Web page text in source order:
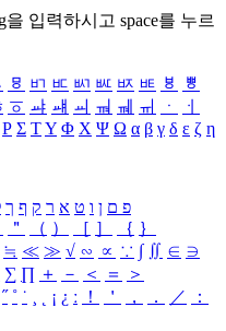
을 입력하시고 space를 누르
ㅱ ㅲ ㅳ ㅴ ㅵ ㅶ ㅷ ㅸ
ㅹ
ㆆ ㆇ ㆈ ㆉ ㆊ ㆋ ㆌ ㆍ
ㆎ
Ρ Σ ΤΥ Φ Χ Ψ Ω α β γ δ ε ζ η
פ ם ן ו ט א ר ק ף ך
＂ （ ） ［ ］ ｛ ｝
≒ ≪ ≫ √ ∽ ∝ ∵ ∫ ∬ ∈ ∋
∑ ∏ ＋ － ＜ ＝
＞
˝ ˚ ˙ ¸ ¡ ¿ ː ！ ＇ ， ． ／
：